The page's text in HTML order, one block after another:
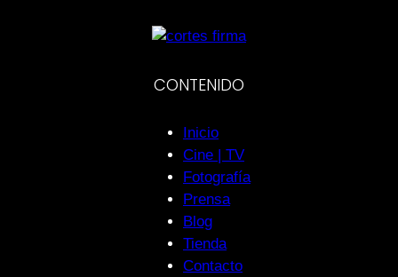
CONTENIDO
Inicio
Cine | TV
Fotografía
Prensa
Blog
Tienda
Contacto